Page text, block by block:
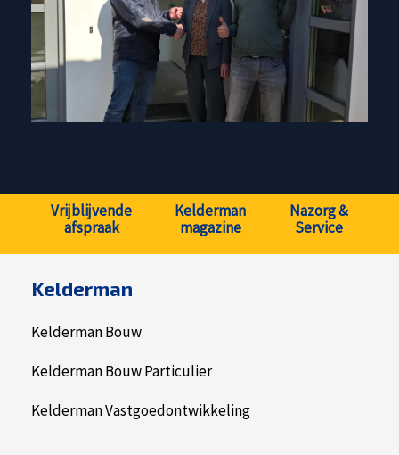
Vrijblijvende
afspraak
Kelderman
magazine
Nazorg &
Service
Kelderman
Kelderman Bouw
Kelderman Bouw Particulier
Kelderman Vastgoedontwikkeling